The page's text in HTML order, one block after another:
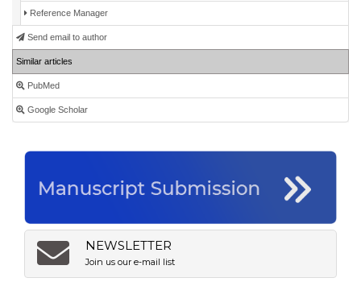
Reference Manager
Send email to author
Similar articles
PubMed
Google Scholar
NEWSLETTER
Join us our e-mail list